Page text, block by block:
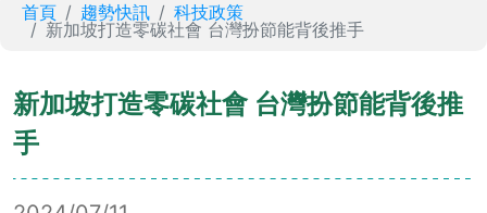
首頁 趨勢快訊
科技政策
新加坡打造零碳社會 台灣扮節能背後推手
新加坡打造零碳社會 台灣扮節能背後推
手